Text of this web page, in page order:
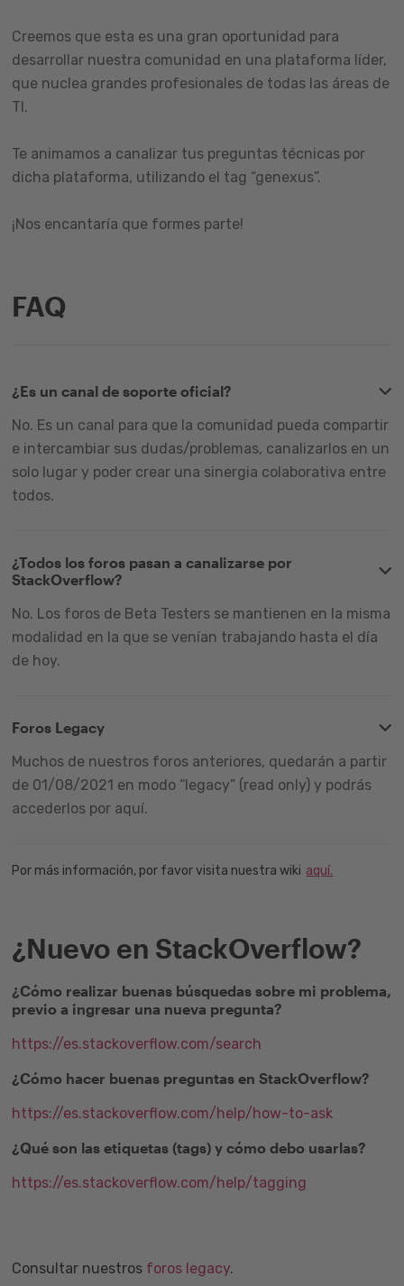
Creemos que esta es una gran oportunidad para
desarrollar nuestra comunidad en una plataforma líder,
que nuclea grandes profesionales de todas las áreas de
TI.
Te animamos a canalizar tus preguntas técnicas por
dicha plataforma, utilizando el tag “genexus”.
¡Nos encantaría que formes parte!
FAQ
¿Es un canal de soporte oficial?
No. Es un canal para que la comunidad pueda compartir
e intercambiar sus dudas/problemas, canalizarlos en un
solo lugar y poder crear una sinergia colaborativa entre
todos.
¿Todos los foros pasan a canalizarse por
StackOverflow?
No. Los foros de Beta Testers se mantienen en la misma
modalidad en la que se venían trabajando hasta el día
de hoy.
Foros Legacy
Muchos de nuestros foros anteriores, quedarán a partir
de 01/08/2021 en modo “legacy” (read only) y podrás
accederlos por aquí.
Por más información, por favor visita nuestra wiki aquí.
¿Nuevo en StackOverflow?
¿Cómo realizar buenas búsquedas sobre mi problema,
previo a ingresar una nueva pregunta?
https://es.stackoverflow.com/search
¿Cómo hacer buenas preguntas en StackOverflow?
https://es.stackoverflow.com/help/how-to-ask
¿Qué son las etiquetas (tags) y cómo debo usarlas?
https://es.stackoverflow.com/help/tagging
Consultar nuestros foros legacy.